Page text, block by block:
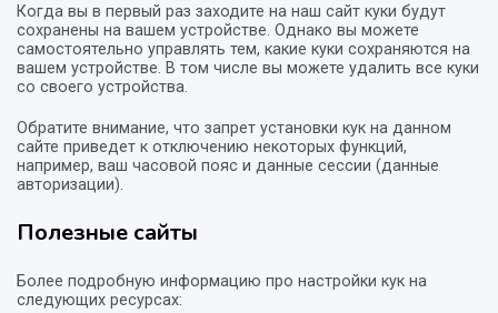
Когда вы в первый раз заходите на наш сайт куки будут
сохранены на вашем устройстве. Однако вы можете
самостоятельно управлять тем, какие куки сохраняются на
вашем устройстве. В том числе вы можете удалить все куки
со своего устройства.
Обратите внимание, что запрет установки кук на данном
сайте приведет к отключению некоторых функций,
например, ваш часовой пояс и данные сессии (данные
авторизации).
Полезные сайты
Более подробную информацию про настройки кук на
следующих ресурсах: